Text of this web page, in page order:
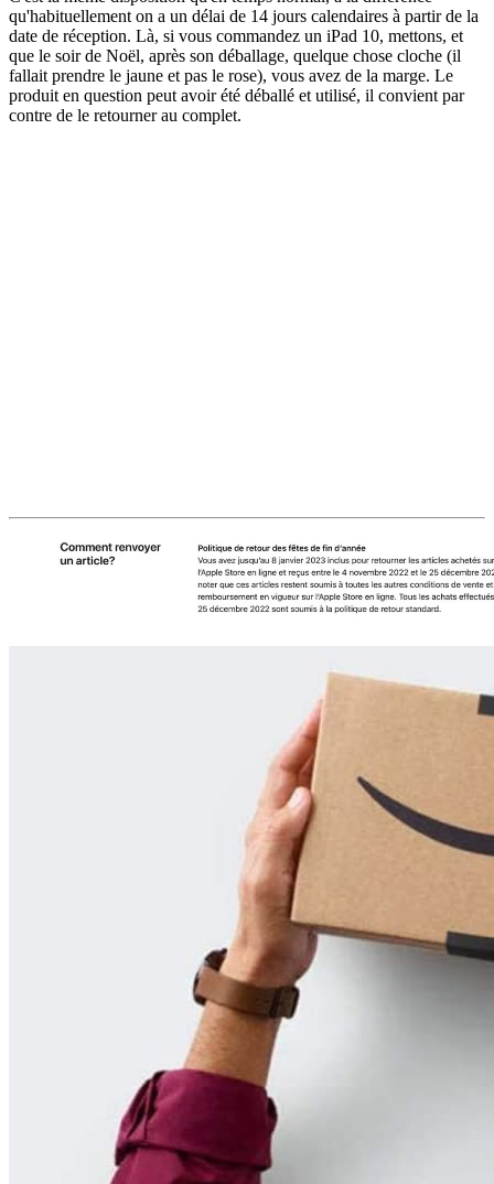
qu'habituellement on a un délai de 14 jours calendaires à partir de la
date de réception. Là, si vous commandez un iPad 10, mettons, et
que le soir de Noël, après son déballage, quelque chose cloche (il
fallait prendre le jaune et pas le rose), vous avez de la marge. Le
produit en question peut avoir été déballé et utilisé, il convient par
contre de le retourner au complet.